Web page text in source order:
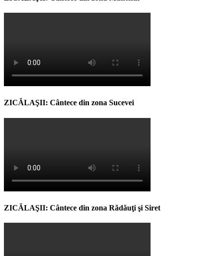
ZICĂLAŞII: Cântece din zona Sucevei
ZICĂLAŞII: Cântece din zona Rădăuţi şi Siret